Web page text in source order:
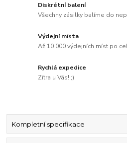
Diskrétní balení
Všechny zásilky balíme do
Výdejní místa
Až 10 000 výdejních míst po
Rychlá expedice
Zítra u Vás! ;)
Kompletní specifikace